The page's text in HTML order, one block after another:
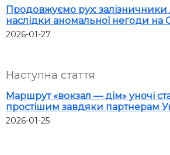
Продовжуємо рух: залізничники
наслідки аномальної негоди на
2026-01-27
Наступна стаття
Маршрут «вокзал — дім» уночі
простішим завдяки партнерам
2026-01-25